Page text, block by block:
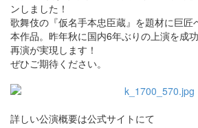
ンしました！
歌舞伎の『仮名手本忠臣蔵』を題材に巨匠
本作品。昨年秋に国内6年ぶりの上演を成
再演が実現します！
ぜひご期待ください。
詳しい公演概要は公式サイトにて